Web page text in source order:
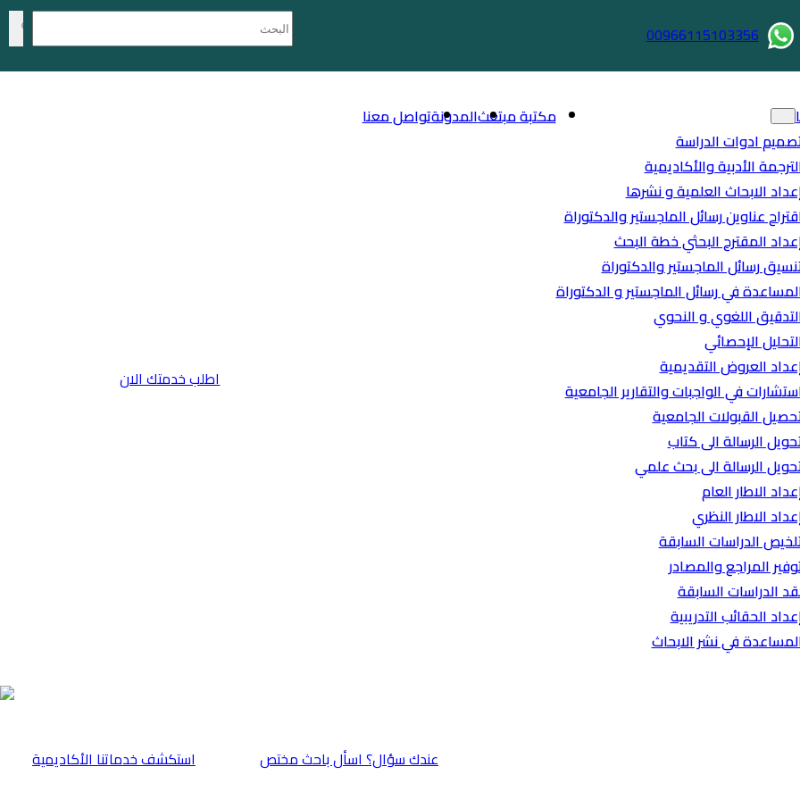
00966115103356
ادوات الدراسة
الأدبية والأكاديمية
الابحاث العلمية و نشرها
عناوين رسائل الماجستير والدكتوراة
المقترح البحثي خطة البحث
رسائل الماجستير والدكتوراة
في رسائل الماجستير و الدكتوراة
اللغوي و النحوي
الإحصائي
العروض التقديمية
في الواجبات والتقارير الجامعية
القبولات الجامعية
الرسالة الى كتاب
الرسالة الى بحث علمي
الاطار العام
الاطار النظري
الدراسات السابقة
المراجع والمصادر
الدراسات السابقة
الحقائب التدريبية
في نشر الابحاث
مكتبة مبتعثالمدونةتواصل معنا
اطلب خدمتك الان
⁠استكشف خدماتنا الأكاديمية عندك سؤال؟ اسأل باحث مختص